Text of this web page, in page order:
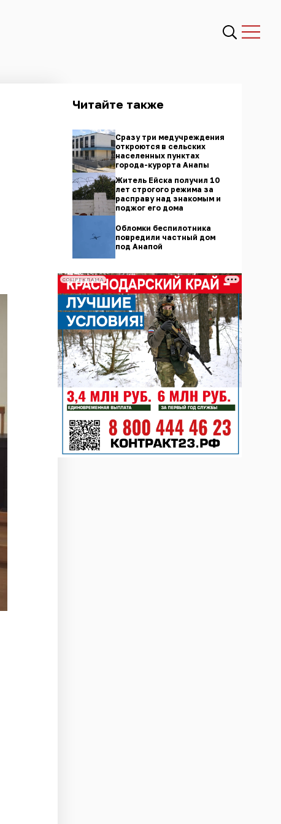
Читайте также
Сразу три медучреждения
откроются в сельских
населенных пунктах
города-курорта Анапы
Житель Ейска получил 10
лет строгого режима за
расправу над знакомым и
поджог его дома
Обломки беспилотника
повредили частный дом
под Анапой
СОЦРЕКЛАМА